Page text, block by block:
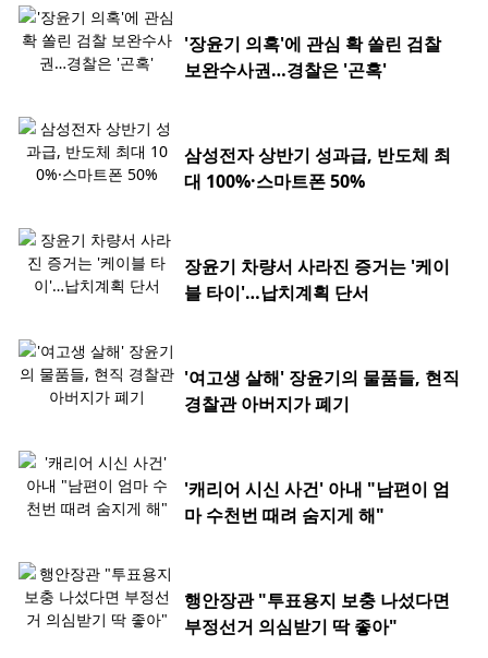
'장윤기 의혹'에 관심 확 쏠린 검찰
보완수사권…경찰은 '곤혹'
삼성전자 상반기 성과급, 반도체 최
대 100%·스마트폰 50%
장윤기 차량서 사라진 증거는 '케이
블 타이'…납치계획 단서
'여고생 살해' 장윤기의 물품들, 현직
경찰관 아버지가 폐기
'캐리어 시신 사건' 아내 "남편이 엄
마 수천번 때려 숨지게 해"
행안장관 "투표용지 보충 나섰다면
부정선거 의심받기 딱 좋아"